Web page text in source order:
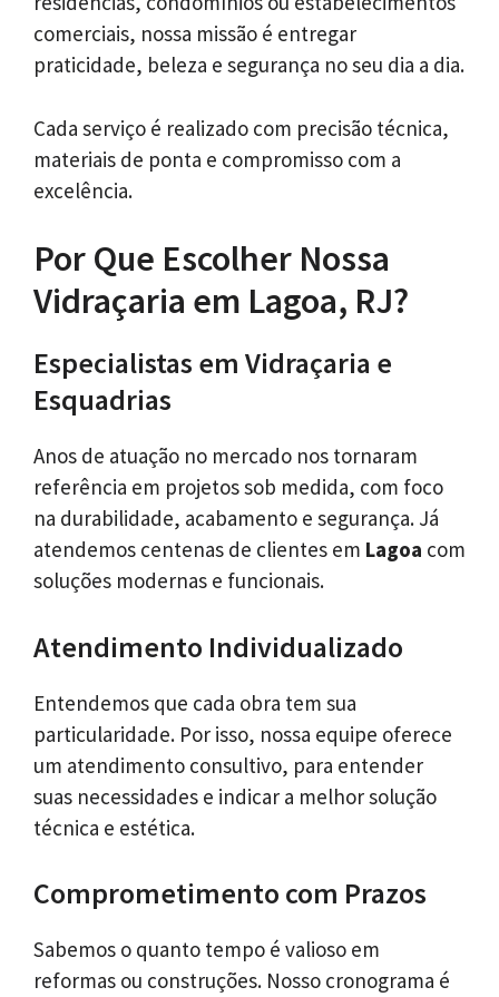
comerciais, nossa missão é entregar
praticidade, beleza e segurança no seu dia a dia.
Cada serviço é realizado com precisão técnica,
materiais de ponta e compromisso com a
excelência.
Por Que Escolher Nossa
Vidraçaria em Lagoa, RJ?
Especialistas em Vidraçaria e
Esquadrias
Anos de atuação no mercado nos tornaram
referência em projetos sob medida, com foco
na durabilidade, acabamento e segurança. Já
atendemos centenas de clientes em Lagoa com
soluções modernas e funcionais.
Atendimento Individualizado
Entendemos que cada obra tem sua
particularidade. Por isso, nossa equipe oferece
um atendimento consultivo, para entender
suas necessidades e indicar a melhor solução
técnica e estética.
Comprometimento com Prazos
Sabemos o quanto tempo é valioso em
reformas ou construções. Nosso cronograma é